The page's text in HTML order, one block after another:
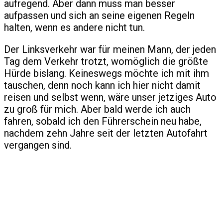
aufregend. Aber dann muss man besser
aufpassen und sich an seine eigenen Regeln
halten, wenn es andere nicht tun.
Der Linksverkehr war für meinen Mann, der jeden
Tag dem Verkehr trotzt, womöglich die größte
Hürde bislang. Keineswegs möchte ich mit ihm
tauschen, denn noch kann ich hier nicht damit
reisen und selbst wenn, wäre unser jetziges Auto
zu groß für mich. Aber bald werde ich auch
fahren, sobald ich den Führerschein neu habe,
nachdem zehn Jahre seit der letzten Autofahrt
vergangen sind.